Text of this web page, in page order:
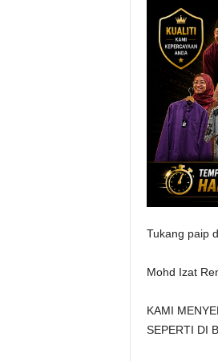
Tukang paip
Mohd Izat
KAMI
SEPERTI DI